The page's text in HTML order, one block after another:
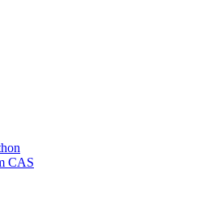
CAS